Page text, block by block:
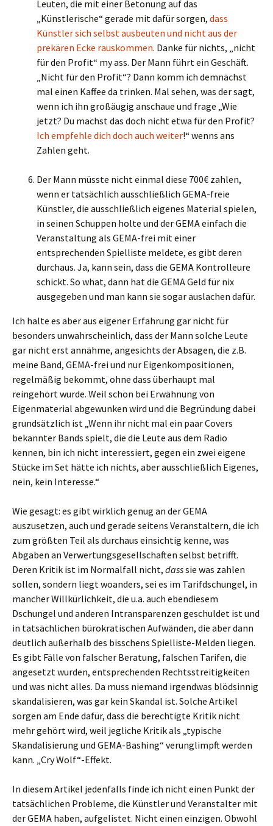
Leuten, die mit einer Betonung auf das
„Künstlerische“ gerade mit dafür sorgen, dass
Künstler sich selbst ausbeuten und nicht aus der
prekären Ecke rauskommen. Danke für nichts, „nicht
für den Profit“ my ass. Der Mann führt ein Geschäft.
„Nicht für den Profit“? Dann komm ich demnächst
mal einen Kaffee da trinken. Mal sehen, was der sagt,
wenn ich ihn großäugig anschaue und frage „Wie
jetzt? Du machst das doch nicht etwa für den Profit?
Ich empfehle dich doch auch weiter!“ wenns ans
Zahlen geht.
Der Mann müsste nicht einmal diese 700€ zahlen,
wenn er tatsächlich ausschließlich GEMA-freie
Künstler, die ausschließlich eigenes Material spielen,
in seinen Schuppen holte und der GEMA einfach die
Veranstaltung als GEMA-frei mit einer
entsprechenden Spielliste meldete, es gibt deren
durchaus. Ja, kann sein, dass die GEMA Kontrolleure
schickt. So what, dann hat die GEMA Geld für nix
ausgegeben und man kann sie sogar auslachen dafür.
Ich halte es aber aus eigener Erfahrung gar nicht für
besonders unwahrscheinlich, dass der Mann solche Leute
gar nicht erst annähme, angesichts der Absagen, die z.B.
meine Band, GEMA-frei und nur Eigenkompositionen,
regelmäßig bekommt, ohne dass überhaupt mal
reingehört wurde. Weil schon bei Erwähnung von
Eigenmaterial abgewunken wird und die Begründung dabei
grundsätzlich ist „Wenn ihr nicht mal ein paar Covers
bekannter Bands spielt, die die Leute aus dem Radio
kennen, bin ich nicht interessiert, gegen ein zwei eigene
Stücke im Set hätte ich nichts, aber ausschließlich Eigenes,
nein, kein Interesse.“
Wie gesagt: es gibt wirklich genug an der GEMA
auszusetzen, auch und gerade seitens Veranstaltern, die ich
zum größten Teil als durchaus einsichtig kenne, was
Abgaben an Verwertungsgesellschaften selbst betrifft.
Deren Kritik ist im Normalfall nicht, dasssie was zahlen
sollen, sondern liegt woanders, sei es im Tarifdschungel, in
mancher Willkürlichkeit, die u.a. auch ebendiesem
Dschungel und anderen Intransparenzen geschuldet ist und
in tatsächlichen bürokratischen Aufwänden, die aber dann
deutlich außerhalb des bisschens Spielliste-Melden liegen.
Es gibt Fälle von falscher Beratung, falschen Tarifen, die
angesetzt wurden, entsprechenden Rechtsstreitigkeiten
und was nicht alles. Da muss niemand irgendwas blödsinnig
skandalisieren, was gar kein Skandal ist. Solche Artikel
sorgen am Ende dafür, dass die berechtigte Kritik nicht
mehr gehört wird, weil jegliche Kritik als „typische
Skandalisierung und GEMA-Bashing“ verunglimpft werden
kann. „Cry Wolf“-Effekt.
In diesem Artikel jedenfalls finde ich nicht einen Punkt der
tatsächlichen Probleme, die Künstler und Veranstalter mit
der GEMA haben, aufgelistet. Nicht einen einzigen. Obwohl